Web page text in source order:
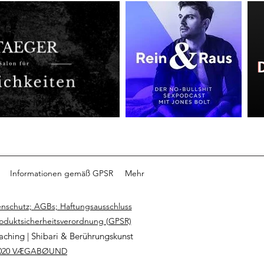
Informationen gemäß GPSR Mehr
AGBs; Haftungsausschluss
(GPSR)
| Shibari & Berührungskunst
VÆGABØUND